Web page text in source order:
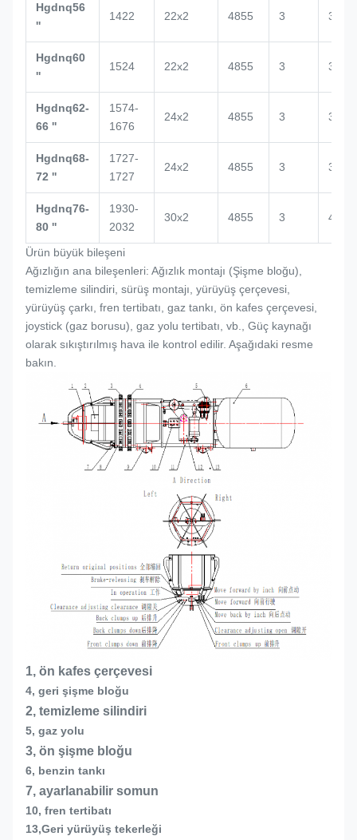
Hgdnq56
''
1422 22x2 4855 3 3500
Hgdnq60
''
1524 22x2 4855 3 3500
Hgdnq62-
66 ''
1574-
1676
24x2 4855 3 3864
Hgdnq68-
72 ''
1727-
1727
24x2 4855 3 3864
Hgdnq76-
80 ''
1930-
2032
30x2 4855 3 4000
Ürün büyük bileşeni
Ağızlığın ana bileşenleri: Ağızlık montajı (Şişme bloğu),
temizleme silindiri, sürüş montajı, yürüyüş çerçevesi,
yürüyüş çarkı, fren tertibatı, gaz tankı, ön kafes çerçevesi,
joystick (gaz borusu), gaz yolu tertibatı, vb., Güç kaynağı
olarak sıkıştırılmış hava ile kontrol edilir. Aşağıdaki resme
bakın.
1, ön kafes çerçevesi
4, geri şişme bloğu
2, temizleme silindiri
5, gaz yolu
3, ön şişme bloğu
6, benzin tankı
7, ayarlanabilir somun
10, fren tertibatı
13,Geri yürüyüş tekerleği